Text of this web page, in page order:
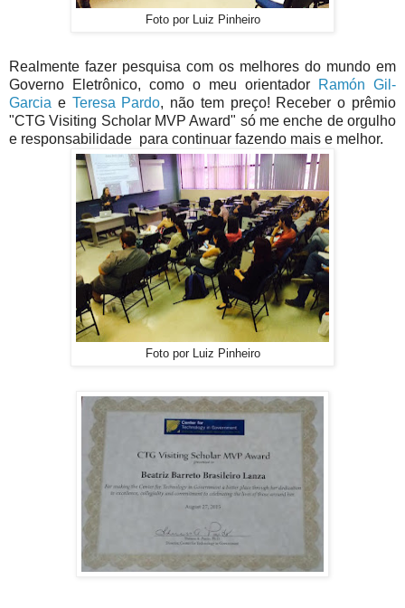
Foto por Luiz Pinheiro
Realmente fazer pesquisa com os melhores do mundo em
Governo Eletrônico, como o meu orientador
Ramón Gil-
Garcia e Teresa Pardo, não tem preço! Receber o prêmio
"CTG Visiting Scholar MVP Award" só me enche de orgulho
e responsabilidade para continuar fazendo mais e melhor.
Foto por Luiz Pinheiro